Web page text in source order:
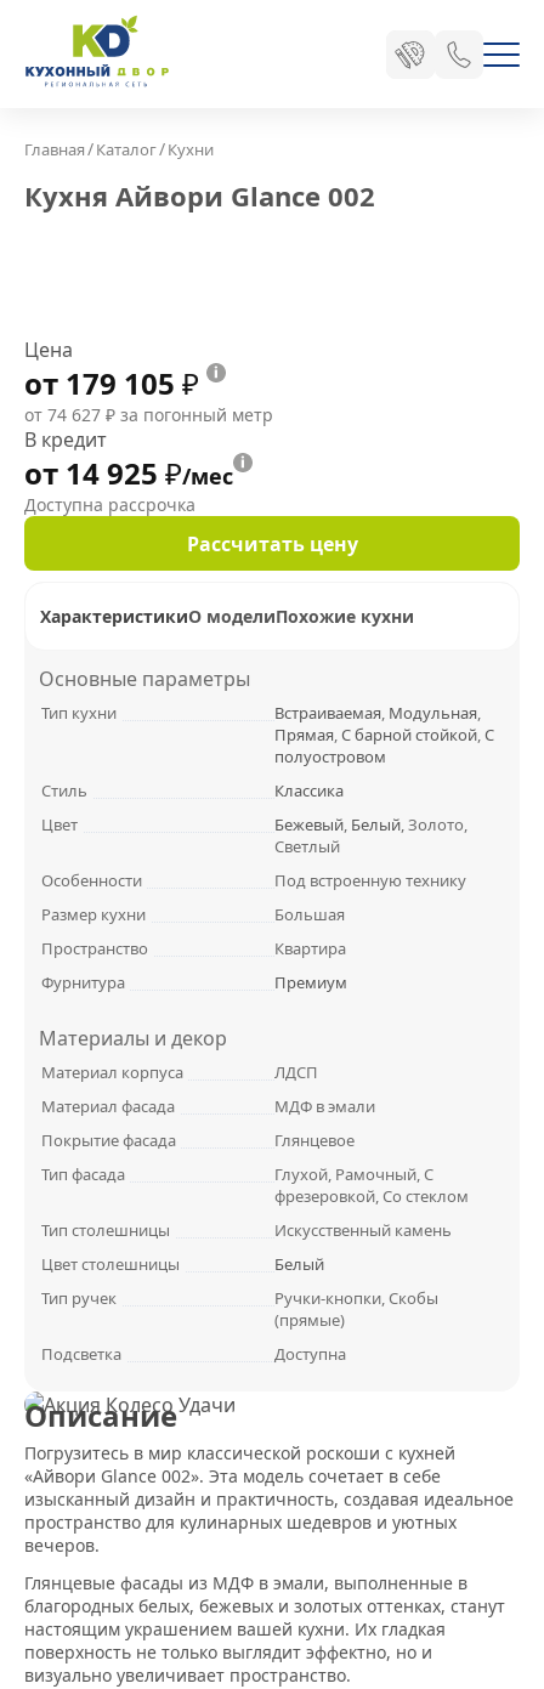
Главная/Каталог/Кухни
Кухня Айвори Glance 002
Цена
от 179 105 ₽
от 74 627 ₽ за погонный метр
В кредит
от 14 925 ₽/мес
Доступна рассрочка
Рассчитать цену
ХарактеристикиО моделиПохожие кухни
Основные параметры
Тип кухни Встраиваемая, Модульная,
Прямая,С барной стойкой,С
полуостровом
Стиль
Классика
Цвет
Бежевый, Белый, Золото,
Светлый
Особенности
Под встроенную технику
Размер кухни
Большая
Пространство
Квартира
Фурнитура
Премиум
Материалы и декор
Материал корпуса
ЛДСП
Материал фасада
МДФ в эмали
Покрытие фасада
Глянцевое
Тип фасада
Глухой, Рамочный, С
фрезеровкой, Со стеклом
Тип столешницы
Искусственный камень
Цвет столешницы
Белый
Тип ручек
Ручки-кнопки, Скобы
(прямые)
Подсветка
Доступна
Описание
Погрузитесь в мир классической роскоши с кухней
«Айвори Glance 002». Эта модель сочетает в себе
изысканный дизайн и практичность, создавая идеальное
пространство для кулинарных шедевров и уютных
вечеров.
Глянцевые фасады из МДФ в эмали, выполненные в
благородных белых, бежевых и золотых оттенках, станут
настоящим украшением вашей кухни. Их гладкая
поверхность не только выглядит эффектно, но и
визуально увеличивает пространство.